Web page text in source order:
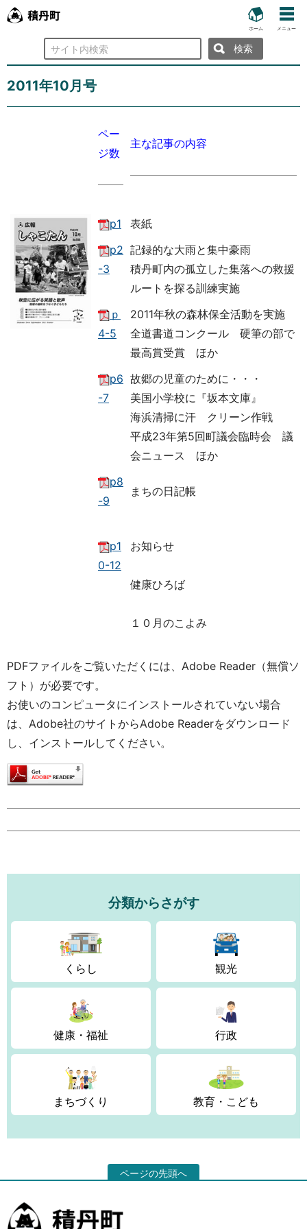
ホーム メニュー
検
索
2011年10月号
ペー
ジ数
主な記事の内容
p1
表紙
p2
-3
記録的な大雨と集中豪雨
積丹町内の孤立した集落への救援
ルートを探る訓練実施
ｐ
4-5
2011年秋の森林保全活動を実施
全道書道コンクール 硬筆の部で
最高賞受賞 ほか
p6
-7
故郷の児童のために・・・
美国小学校に『坂本文庫』
海浜清掃に汗 クリーン作戦
平成23年第5回町議会臨時会 議
会ニュース ほか
p8
-9
まちの日記帳
p1
0-12
お知らせ
健康ひろば
１０月のこよみ
PDFファイルをご覧いただくには、Adobe Reader（無償ソ
フト）が必要です。
お使いのコンピュータにインストールされていない場合
は、Adobe社のサイトからAdobe Readerをダウンロード
し、インストールしてください。
分類からさがす
くらし 観光
健康・福祉 行政
まちづくり 教育・こども
ページの先頭へ